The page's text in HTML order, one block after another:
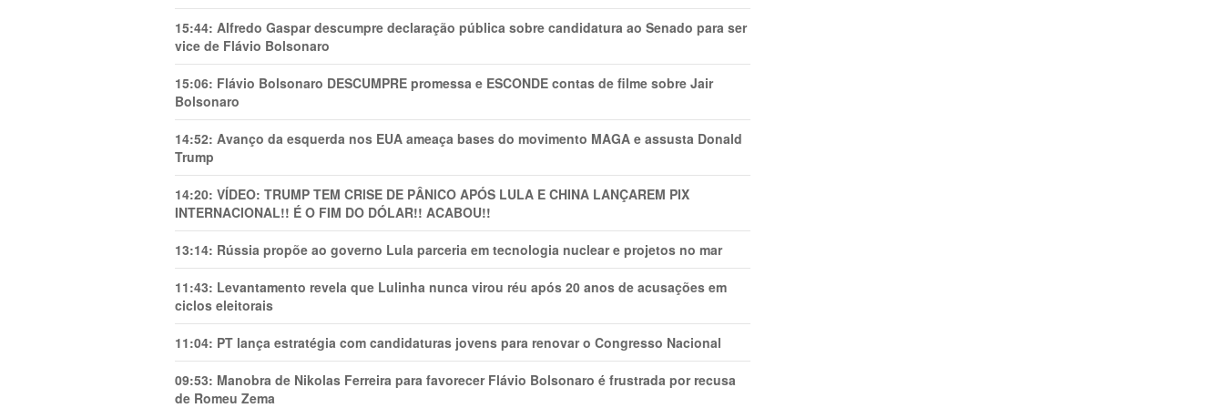
15:44: Alfredo Gaspar descumpre declaração pública sobre candidatura ao Senado para ser
vice de Flávio Bolsonaro
15:06: Flávio Bolsonaro DESCUMPRE promessa e ESCONDE contas de filme sobre Jair
Bolsonaro
14:52: Avanço da esquerda nos EUA ameaça bases do movimento MAGA e assusta Donald
Trump
14:20: VÍDEO: TRUMP TEM CRlSE DE PÂNlCO APÓS LULA E CHINA LANÇAREM PIX
INTERNACIONAL!! É O FIM DO DÓLAR!! ACABOU!!
13:14: Rússia propõe ao governo Lula parceria em tecnologia nuclear e projetos no mar
11:43: Levantamento revela que Lulinha nunca virou réu após 20 anos de acusações em
ciclos eleitorais
11:04: PT lança estratégia com candidaturas jovens para renovar o Congresso Nacional
09:53: Manobra de Nikolas Ferreira para favorecer Flávio Bolsonaro é frustrada por recusa
de Romeu Zema